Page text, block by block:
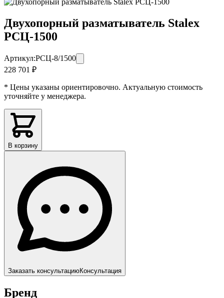
Двухопорный разматыватель Stalex
РСЦ-1500
Артикул:РСЦ-8/1500
228 701 ₽
* Цены указаны ориентировочно. Актуальную стоимость
уточняйте у менеджера.
В корзину
Заказать консультациюКонсультация
Бренд